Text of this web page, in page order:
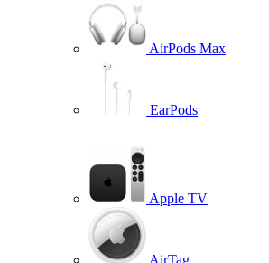
AirPods Max
EarPods
Apple TV